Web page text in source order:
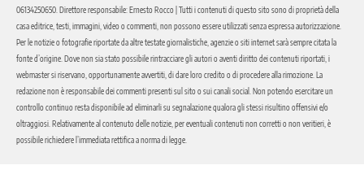
06134250650. Direttore responsabile: Ernesto Rocco | Tutti i contenuti di questo sito sono di proprietà della
casa editrice, testi, immagini, video o commenti, non possono essere utilizzati senza espressa autorizzazione.
Per le notizie o fotografie riportate da altre testate giornalistiche, agenzie o siti internet sarà sempre citata la
fonte d’origine. Dove non sia stato possibile rintracciare gli autori o aventi diritto dei contenuti riportati, i
webmaster si riservano, opportunamente avvertiti, di dare loro credito o di procedere alla rimozione. La
redazione non è responsabile dei commenti presenti sul sito o sui canali social. Non potendo esercitare un
controllo continuo resta disponibile ad eliminarli su segnalazione qualora gli stessi risultino offensivi e/o
oltraggiosi. Relativamente al contenuto delle notizie, per eventuali contenuti non corretti o non veritieri, è
possibile richiedere l’immediata rettifica a norma di legge.